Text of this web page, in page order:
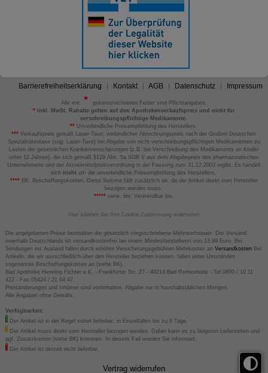
Barrierefreiheitserklärung Kontakt AGB Datenschutz Impressum
Alle mit
gekennzeichneten Felder sind Pflichtangaben.
*inkl. MwSt. Rabatte gelten auf den Apothekenverkaufspreis und nicht für
verschreibungspflichtige Medikamente.
** Unverbindliche Preisempfehlung des Herstellers.
*** Verkaufspreis gemäß Lauer-Taxe; verbindlicher Abrechnungspreis nach der Großen Deutschen
Spezialitätentaxe (sog. Lauer-Taxe) bei Abgabe von nicht verschreibungspflichtigen Medikamenten zu
Lasten der gesetzlichen Krankenversicherungen (z.B. bei Verschreibung des Medikaments an Kinder
unter 12 Jahren), die sich gemäß §129 Abs. 5a SGB V aus dem Abgabepreis des pharmazeutischen
Unternehmens und der Arzneimittelpreisverordnung in der Fassung zum 31.12.2003 ergibt. Es handelt
sich nicht um die unverbindliche Preisempfehlung des Herstellers.
****BK: Beschaffungskosten. Diese Summe fällt zusätzlich an, da der Artikel direkt vom Hersteller
bezogen werden muss.
*****verw. bis: Verwendbar bis.
Hier können Sie Ihre Cookie-Zustimmung widerrufen
Die angegebenen Preise beinhalten die gesetzlich vorgeschriebene Mehrwertsteuer. Der Versand
innerhalb Deutschlands ist versandkostenfrei bei einem Mindestbestellwert von 13,99 Euro. Bei
Sendungen ins Ausland fallen durch erhöhte Versicherungsgebühren Mehrkosten an VersandkostenBei
Artikeln, die wir ausschließlich über den Hersteller beziehen können, fallen unter Umständen
sogenannte Beschaffungskosten an (siehe BK).
Bad Apotheke Henning Fichter e.K. - Frankfurter Str. 27 - 49214 Bad Rothenfelde - Tel 0800 / 10 11
422 - Fax 05424 / 21 64 47
Preisänderungen und Irrtümer sind vorbehalten. Abgabe nur in haushaltsüblichen Mengen.
Alle Angaben ohne Gewähr.
Verfügbarkeit:
Der Artikel ist in der Regel sofort lieferbar, in Einzelfällen bis zu 6 Tage.
Der Artikel muss direkt vom Hersteller bezogen werden. Daher kann es zu längeren Lieferzeiten und
ggf. Zusatzkosten (siehe BK) kommen. In diesem Fall werden Sie informiert.
Der Artikel ist derzeit nicht lieferbar.
Vertrag widerrufen